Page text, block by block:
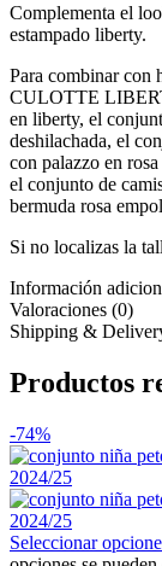
Complementa el
estampado liberty.
Para combinar
CULOTTE
en liberty, el
deshilachada, el
con palazzo en
el conjunto de
bermuda rosa
Si no localizas la
Información
Valoraciones (0)
Shipping &
Productos
-74%
Seleccionar